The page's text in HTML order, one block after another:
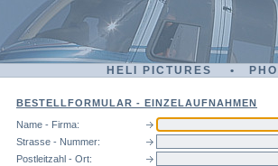
HELI PICTURES •
BESTELLFORMULAR - EINZELAUFNAHMEN
Name - Firma:
Strasse - Nummer:
Postleitzahl - Ort: